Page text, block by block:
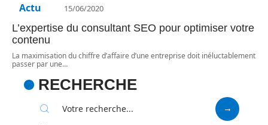
Actu 15/06/2020
L’expertise du consultant SEO pour optimiser votre
contenu
La maximisation du chiffre d’affaire d’une entreprise doit inéluctablement
passer par une…
RECHERCHE